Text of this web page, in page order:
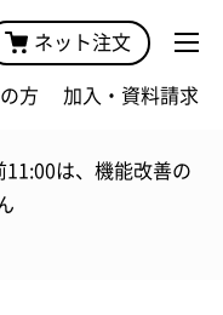
ネット注文
方 加入・資料請求
は、機能改善の